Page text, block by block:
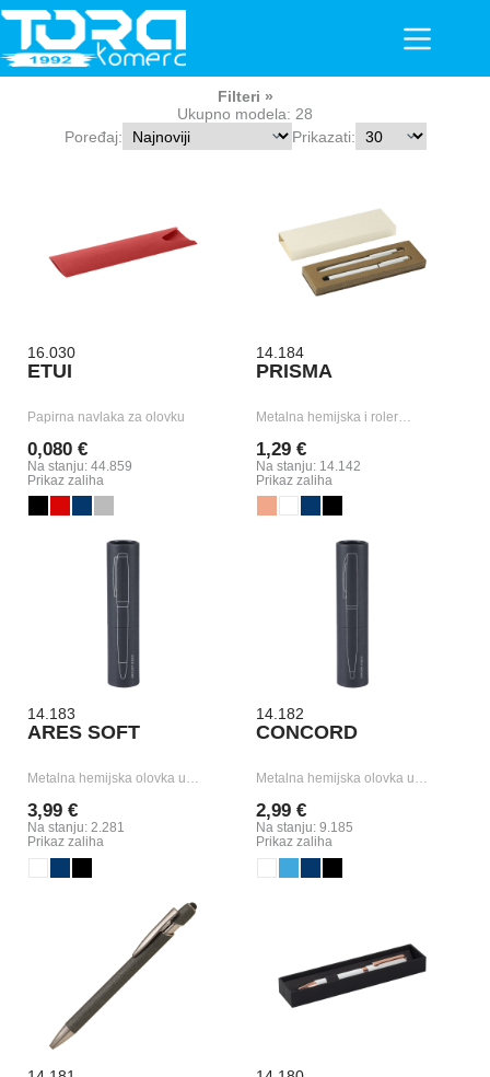
Skip
content
Filteri
Ukupno modela: 28
Poređaj:
Prikazati:
16.030
ETUI
Papirna navlaka za olovku
0,080 €
Na stanju: 44.859
Prikaz zaliha
14.184
PRISMA
Metalna hemijska i roler…
1,29 €
Na stanju: 14.142
Prikaz zaliha
14.183
ARES SOFT
Metalna hemijska olovka u…
3,99 €
Na stanju: 2.281
Prikaz zaliha
14.182
CONCORD
Metalna hemijska olovka u…
2,99 €
Na stanju: 9.185
Prikaz zaliha